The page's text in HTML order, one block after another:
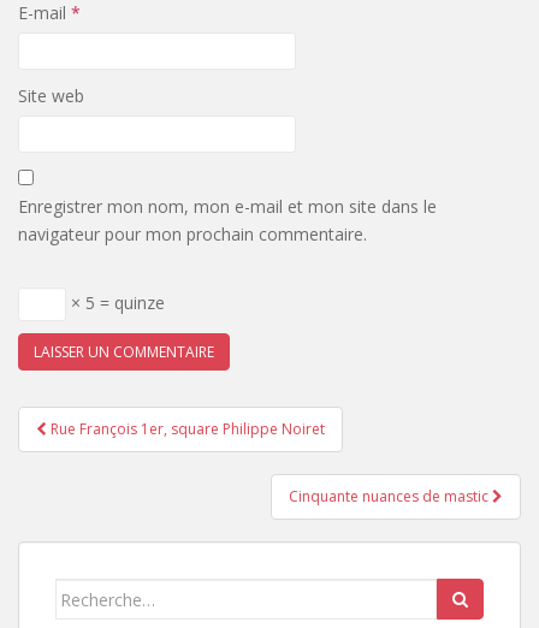
E-mail *
Site web
Enregistrer mon nom, mon e-mail et mon site dans le
navigateur pour mon prochain commentaire.
× 5 = quinze
Pagination
d'article
Rue François 1er, square Philippe Noiret
Cinquante nuances de mastic
Search